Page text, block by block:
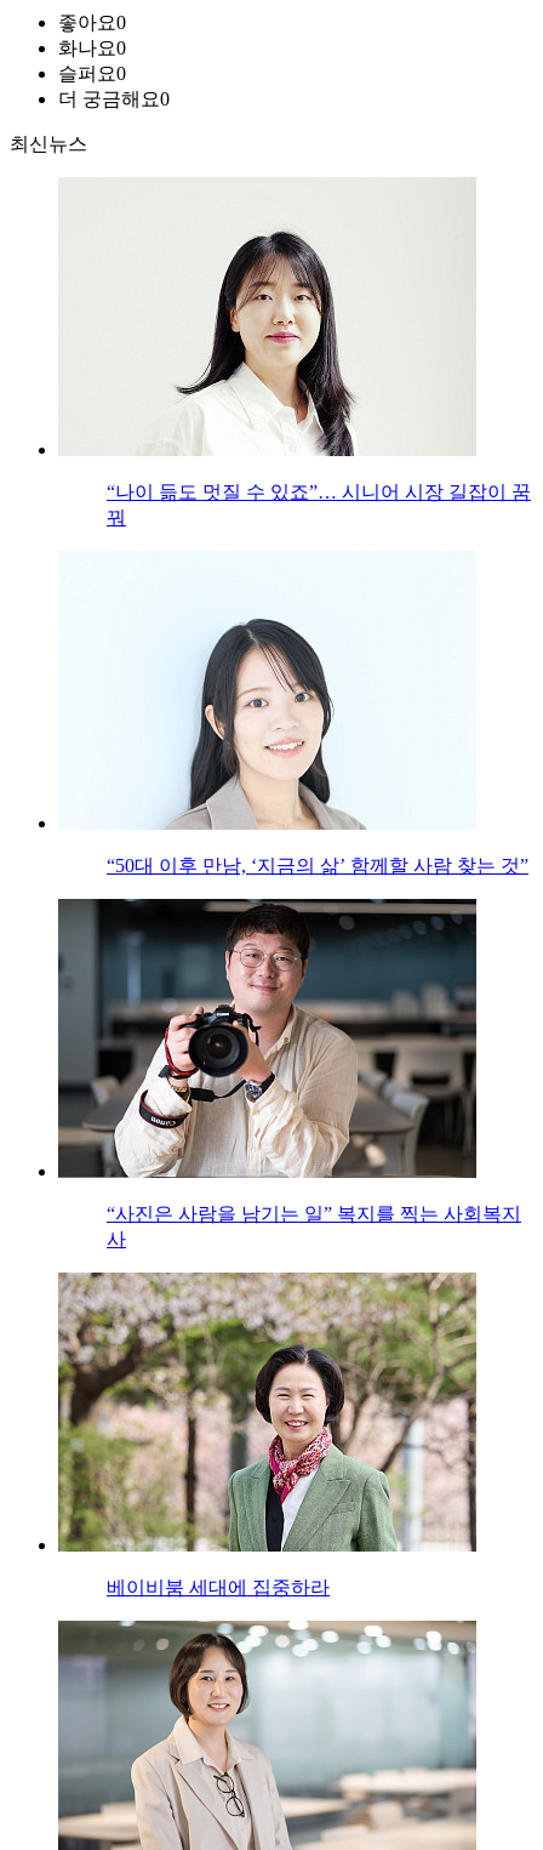
좋아요0
화나요0
슬퍼요0
더 궁금해요0
최신뉴스
“나이 듦도 멋질 수 있죠”… 시니어 시장 길잡이 꿈
꿔
“50대 이후 만남, ‘지금의 삶’ 함께할 사람 찾는 것”
“사진은 사람을 남기는 일” 복지를 찍는 사회복지
사
베이비붐 세대에 집중하라